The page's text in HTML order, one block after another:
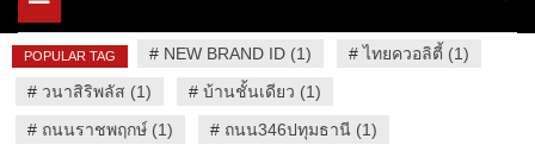
POPULAR TAG # NEW BRAND ID (1) #ไทยควอลิตี้ (1)
# วนาสิริพลัส (1) # บ้านชั้นเดียว (1)
# ถนนราชพฤกษ์ (1) # ถนน346ปทุมธานี (1)